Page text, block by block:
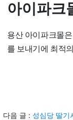
아이파크
용산 아이파크몰
를 보내기에 최적
다음 글 : 성심당 딸기